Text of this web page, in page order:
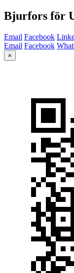
Bjurfors för
Email Facebook
Email Facebook
×